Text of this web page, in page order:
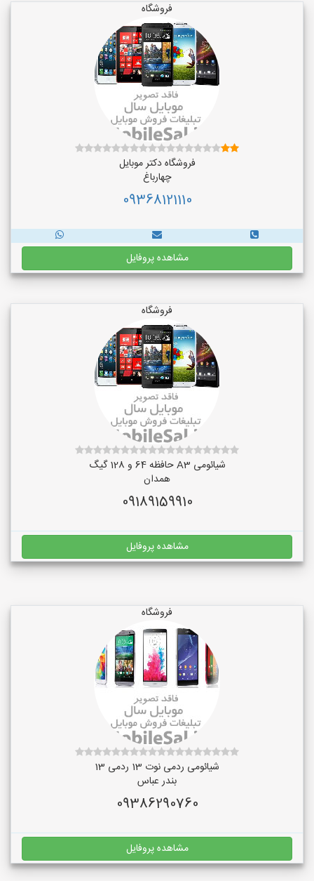
فروشگاه
فروشگاه دکتر موبایل
چهارباغ
09368121110
مشاهده پروفایل
فروشگاه
شیائومی A3 حافظه 64 و 128 گیگ
همدان
09189159910
مشاهده پروفایل
فروشگاه
شیائومی ردمی نوت 13 ردمی 13
بندر عباس
09386290760
مشاهده پروفایل